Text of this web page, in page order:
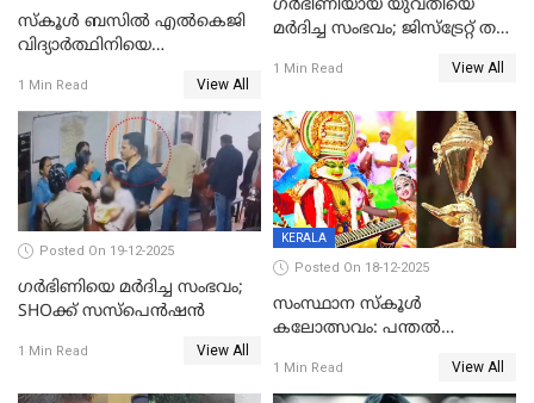
സ്കൂൾ ബസിൽ എൽകെജി
വിദ്യാര്‍ത്ഥിനിയെ
ക്ലീനര്‍ പിടിയിൽ
1 Min Read View All
ഗര്‍ഭിണിയായ യുവതിയെ
മര്‍ദിച്ച സംഭവം; ജിസ്‌ട്രേറ്റ് തല
യുവതി
1 Min Read View All
Posted On 19-12-2025
ഗര്‍ഭിണിയെ മർദിച്ച സംഭവം;
SHOക്ക് സസ്പെൻഷൻ
1 Min Read View All
KERALA
Posted On 18-12-2025
സംസ്ഥാന സ്കൂൾ
കലോത്സവം: പന്തൽ
1 Min Read View All